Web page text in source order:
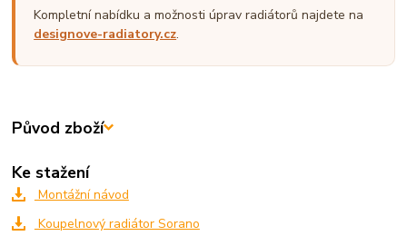
Kompletní nabídku a možnosti úprav radiátorů najdete na
designove-radiatory.cz.
Původ zboží
Ke stažení
Montážní návod
Koupelnový radiátor Sorano